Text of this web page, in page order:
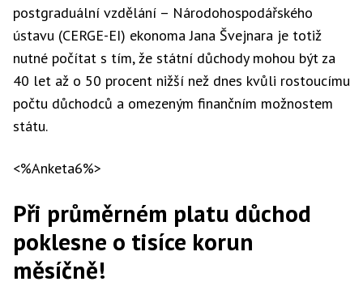
postgraduální vzdělání – Národohospodářského
ústavu (CERGE-EI) ekonoma Jana Švejnara je totiž
nutné počítat s tím, že státní důchody mohou být za
40 let až o 50 procent nižší než dnes kvůli rostoucímu
počtu důchodců a omezeným finančním možnostem
státu.
<%Anketa6%>
Při průměrném platu důchod
poklesne o tisíce korun
měsíčně!